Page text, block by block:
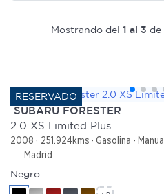
Mostrando del 1 al 3 de
SUBARU FORESTER
2.0 XS Limited Plus
2008 251.924kms Gasolina
Madrid
Negro